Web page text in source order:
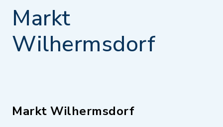
Markt
Wilhermsdorf
Markt Wilhermsdorf